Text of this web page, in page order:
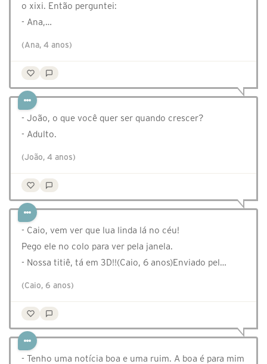
o xixi. Então perguntei:
- Ana,…
(Ana, 4 anos)
- João, o que você quer ser quando crescer?
- Adulto.
(João, 4 anos)
- Caio, vem ver que lua linda lá no céu!
Pego ele no colo para ver pela janela.
- Nossa titiê, tá em 3D!!(Caio, 6 anos)Enviado pel…
(Caio, 6 anos)
- Tenho uma notícia boa e uma ruim. A boa é para mim